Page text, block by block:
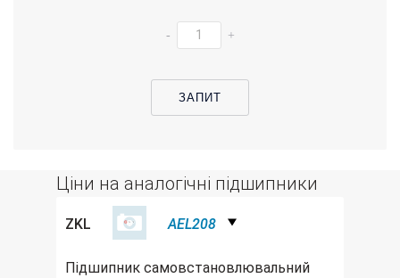
- +
ЗАПИТ
Ціни на аналогічні підшипники
ZKL AEL208
Підшипник самовстановлювальний